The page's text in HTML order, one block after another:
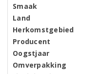
Smaak
Land
Herkomstgebied
Producent
Oogstjaar
Omverpakking